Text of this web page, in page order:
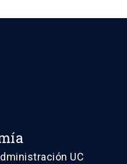
UC